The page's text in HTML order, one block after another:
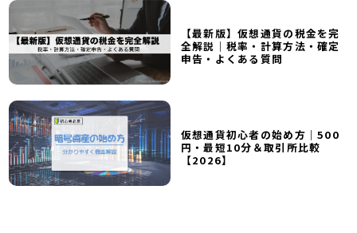
【最新版】仮想通貨の税金を完
全解説｜税率・計算方法・確定
申告・よくある質問
仮想通貨初心者の始め方｜500
円・最短10分＆取引所比較
【2026】